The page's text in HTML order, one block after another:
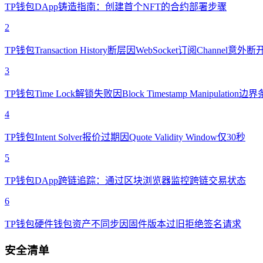
TP钱包DApp铸造指南：创建首个NFT的合约部署步骤
2
TP钱包Transaction History断层因WebSocket订阅Channel意外断
3
TP钱包Time Lock解锁失败因Block Timestamp Manipulation边界
4
TP钱包Intent Solver报价过期因Quote Validity Window仅30秒
5
TP钱包DApp跨链追踪：通过区块浏览器监控跨链交易状态
6
TP钱包硬件钱包资产不同步因固件版本过旧拒绝签名请求
安全清单